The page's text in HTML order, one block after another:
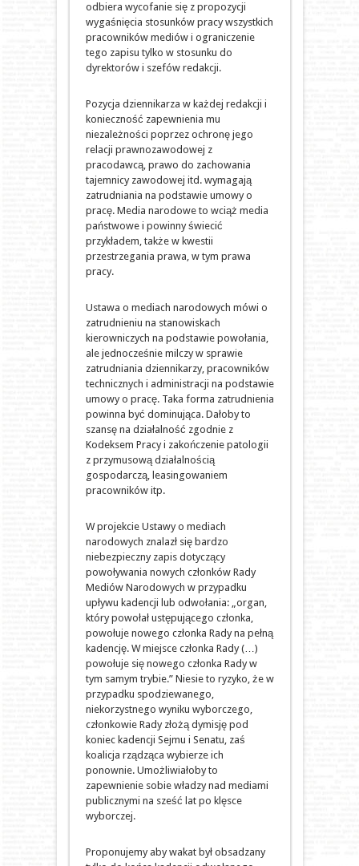
odbiera wycofanie się z propozycji
wygaśnięcia stosunków pracy wszystkich
pracowników mediów i ograniczenie
tego zapisu tylko w stosunku do
dyrektorów i szefów redakcji.
Pozycja dziennikarza w każdej redakcji i
konieczność zapewnienia mu
niezależności poprzez ochronę jego
relacji prawnozawodowej z
pracodawcą, prawo do zachowania
tajemnicy zawodowej itd. wymagają
zatrudniania na podstawie umowy o
pracę. Media narodowe to wciąż media
państwowe i powinny świecić
przykładem, także w kwestii
przestrzegania prawa, w tym prawa
pracy.
Ustawa o mediach narodowych mówi o
zatrudnieniu na stanowiskach
kierowniczych na podstawie powołania,
ale jednocześnie milczy w sprawie
zatrudniania dziennikarzy, pracowników
technicznych i administracji na podstawie
umowy o pracę. Taka forma zatrudnienia
powinna być dominująca. Dałoby to
szansę na działalność zgodnie z
Kodeksem Pracy i zakończenie patologii
z przymusową działalnością
gospodarczą, leasingowaniem
pracowników itp.
W projekcie Ustawy o mediach
narodowych znalazł się bardzo
niebezpieczny zapis dotyczący
powoływania nowych członków Rady
Mediów Narodowych w przypadku
upływu kadencji lub odwołania: „organ,
który powołał ustępującego członka,
powołuje nowego członka Rady na pełną
kadencję. W miejsce członka Rady (…)
powołuje się nowego członka Rady w
tym samym trybie.” Niesie to ryzyko, że w
przypadku spodziewanego,
niekorzystnego wyniku wyborczego,
członkowie Rady złożą dymisję pod
koniec kadencji Sejmu i Senatu, zaś
koalicja rządząca wybierze ich
ponownie. Umożliwiałoby to
zapewnienie sobie władzy nad mediami
publicznymi na sześć lat po klęsce
wyborczej.
Proponujemy aby wakat był obsadzany